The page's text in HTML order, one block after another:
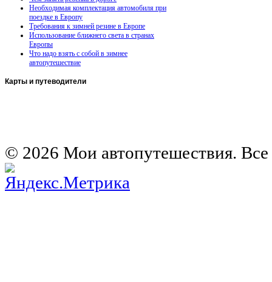
Необходимая комплектация автомобиля при
поездке в Европу
Требования к зимней резине в Европе
Использование ближнего света в странах
Европы
Что надо взять с собой в зимнее
автопутешествие
Карты и путеводители
© 2026 Мои автопутешествия.